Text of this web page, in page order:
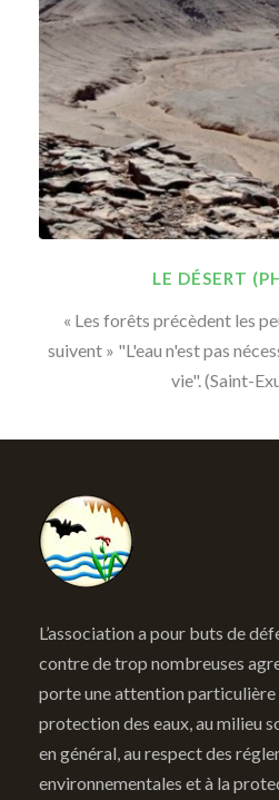
LE DÉSERT
« Les forêts précèdent les
suivent » "L'eau n'est pas
vie". (Saint-
L’association a pour buts de
contre de trop nombreuses
porte une attention particulière
protection des eaux, au milieu
en général, au respect des
environnementales et à la